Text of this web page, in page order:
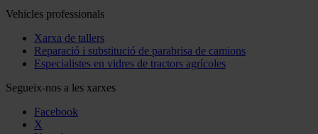
Vehicles professionals
Xarxa de tallers
Reparació i substitució de parabrisa de camions
Especialistes en vidres de tractors agrícoles
Segueix-nos a les xarxes
Facebook
X